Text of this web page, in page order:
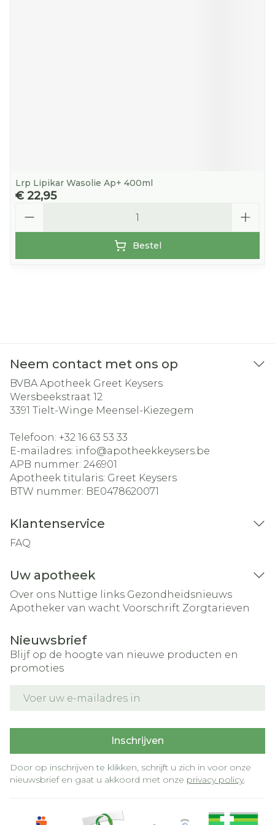
Lrp Lipikar Wasolie Ap+ 400ml
€ 22,95
Bestel
Neem contact met ons op
BVBA Apotheek Greet Keysers
Wersbeekstraat 12
3391 Tielt-Winge Meensel-Kiezegem
Telefoon: +32 16 63 53 33
E-mailadres: info@apotheekkeysers.be
APB nummer: 246901
Apotheek titularis: Greet Keysers
BTW nummer: BE0478620071
Klantenservice
FAQ
Uw apotheek
Over ons Nuttige links Gezondheidsnieuws
Apotheker van wacht Voorschrift Zorgtarieven
Nieuwsbrief
Blijf op de hoogte van nieuwe producten en
promoties
Inschrijven
Door op inschrijven te klikken, schrijft u zich in voor onze
nieuwsbrief en gaat u akkoord met onze privacy policy.